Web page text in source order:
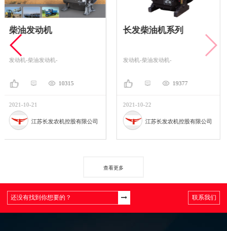
限公司
长发柴油机系列
发动机-柴油发动机-
江苏长发农机控股有限公司
长发柴油发电机
发电机-动力机械-汽油发电
江苏长发农机控股
查看更多
联系我们